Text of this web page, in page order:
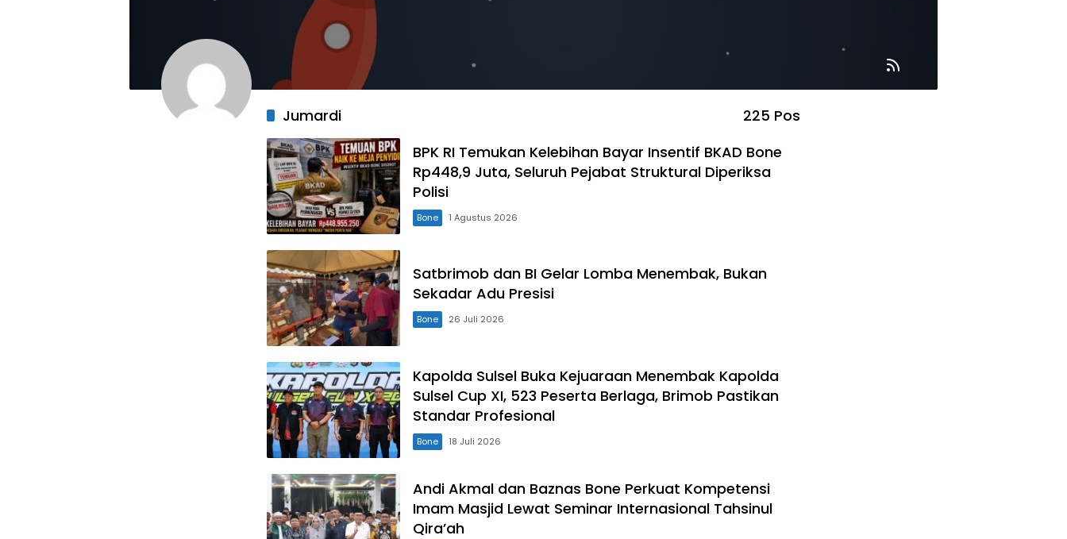
Jumardi
225 Pos
BPK RI Temukan Kelebihan Bayar Insentif BKAD Bone
Rp448,9 Juta, Seluruh Pejabat Struktural Diperiksa
Polisi
Bone 1 Agustus 2026
Satbrimob dan BI Gelar Lomba Menembak, Bukan
Sekadar Adu Presisi
Bone 26 Juli 2026
Kapolda Sulsel Buka Kejuaraan Menembak Kapolda
Sulsel Cup XI, 523 Peserta Berlaga, Brimob Pastikan
Standar Profesional
Bone 18 Juli 2026
Andi Akmal dan Baznas Bone Perkuat Kompetensi
Imam Masjid Lewat Seminar Internasional Tahsinul
Qira’ah